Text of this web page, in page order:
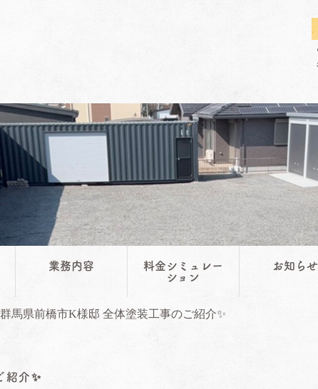
業務内容
料金シミュレー
ション
お知らせ
群馬県前橋市K様邸 全体塗装工事のご紹介✨
紹介✨